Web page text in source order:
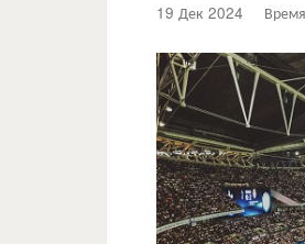
19 Дек 2024